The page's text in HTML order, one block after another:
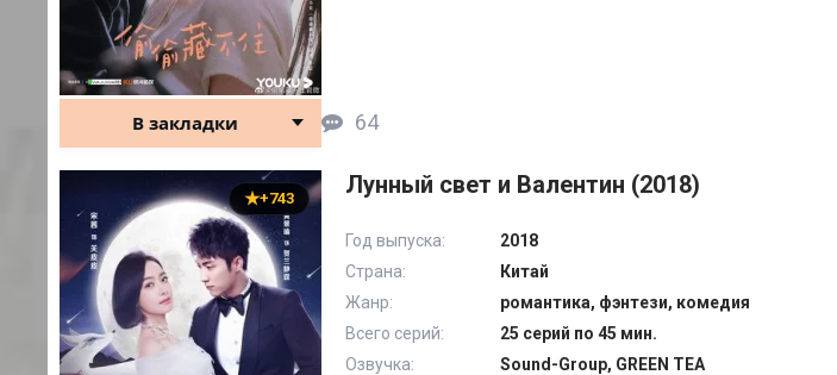
В закладки 64
+743 Лунный свет и Валентин (2018)
Год выпуска:
2018
Страна:
Китай
Жанр:
романтика, фэнтези, комедия
Всего серий:
25 серий по 45 мин.
Озвучка:
Sound-Group, GREEN TEA